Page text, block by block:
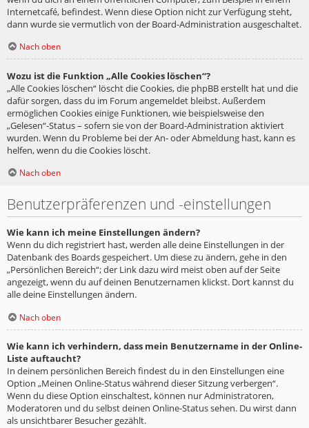
Internetcafé, befindest. Wenn diese Option nicht zur Verfügung steht,
dann wurde sie vermutlich von der Board-Administration ausgeschaltet.
Nach oben
Wozu ist die Funktion „Alle Cookies löschen“?
„Alle Cookies löschen“ löscht die Cookies, die phpBB erstellt hat und die
dafür sorgen, dass du im Forum angemeldet bleibst. Außerdem
ermöglichen Cookies einige Funktionen, wie beispielsweise den
„Gelesen“-Status – sofern sie von der Board-Administration aktiviert
wurden. Wenn du Probleme bei der An- oder Abmeldung hast, kann es
helfen, wenn du die Cookies löscht.
Nach oben
Benutzerpräferenzen und -einstellungen
Wie kann ich meine Einstellungen ändern?
Wenn du dich registriert hast, werden alle deine Einstellungen in der
Datenbank des Boards gespeichert. Um diese zu ändern, gehe in den
„Persönlichen Bereich“; der Link dazu wird meist oben auf der Seite
angezeigt, wenn du auf deinen Benutzernamen klickst. Dort kannst du
alle deine Einstellungen ändern.
Nach oben
Wie kann ich verhindern, dass mein Benutzername in der Online-
Liste auftaucht?
In deinem persönlichen Bereich findest du in den Einstellungen eine
Option „Meinen Online-Status während dieser Sitzung verbergen“.
Wenn du diese Option einschaltest, können nur Administratoren,
Moderatoren und du selbst deinen Online-Status sehen. Du wirst dann
als unsichtbarer Besucher gezählt.